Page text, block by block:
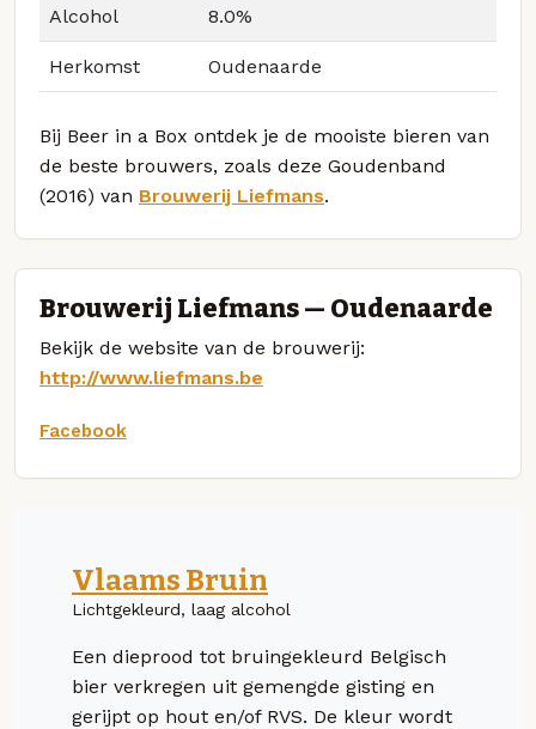
Alcohol 8.0%
Herkomst Oudenaarde
Bij Beer in a Box ontdek je de mooiste bieren van
de beste brouwers, zoals deze Goudenband
(2016) van Brouwerij Liefmans.
Brouwerij Liefmans — Oudenaarde
Bekijk de website van de brouwerij:
http://www.liefmans.be
Facebook
Vlaams Bruin
Lichtgekleurd, laag alcohol
Een dieprood tot bruingekleurd Belgisch
bier verkregen uit gemengde gisting en
gerijpt op hout en/of RVS. De kleur wordt